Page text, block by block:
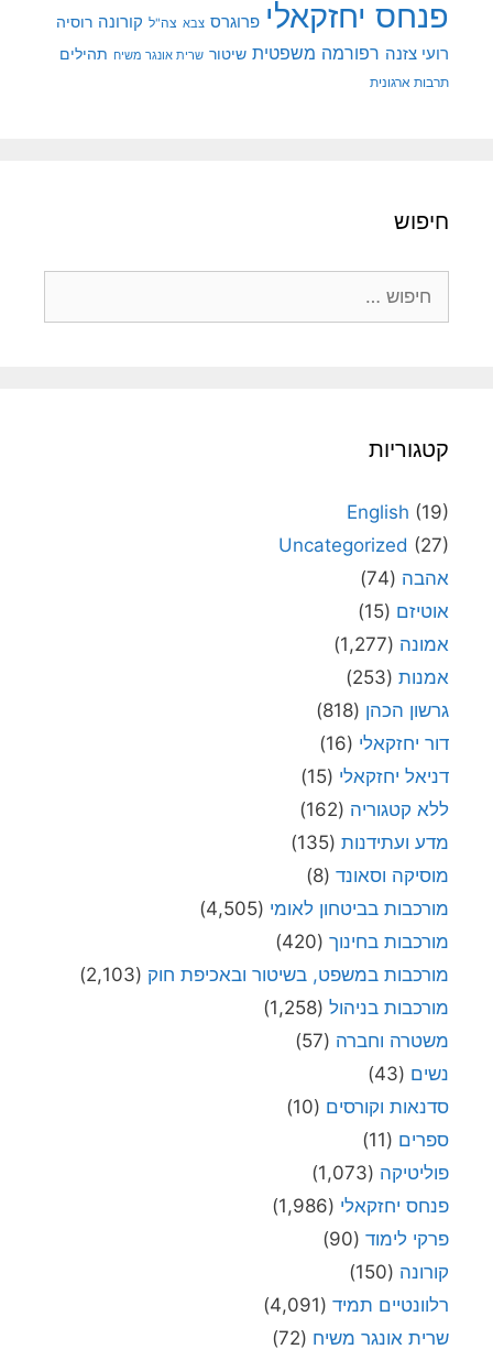
פנחס יחזקאלי פרוגרס צבא צה"ל קורונה רוסיה
רועי צזנה רפורמה משפטית שיטור שרית אונגר משיח תהילים
תרבות ארגונית
חיפוש
קטגוריות
English (19)
Uncategorized (27)
אהבה (74)
אוטיזם (15)
אמונה (1,277)
אמנות (253)
גרשון הכהן (818)
דור יחזקאלי (16)
דניאל יחזקאלי (15)
ללא קטגוריה (162)
מדע ועתידנות (135)
מוסיקה וסאונד (8)
מורכבות בביטחון לאומי (4,505)
מורכבות בחינוך (420)
מורכבות במשפט, בשיטור ובאכיפת חוק (2,103)
מורכבות בניהול (1,258)
משטרה וחברה (57)
נשים (43)
סדנאות וקורסים (10)
ספרים (11)
פוליטיקה (1,073)
פנחס יחזקאלי (1,986)
פרקי לימוד (90)
קורונה (150)
רלוונטיים תמיד (4,091)
שרית אונגר משיח (72)